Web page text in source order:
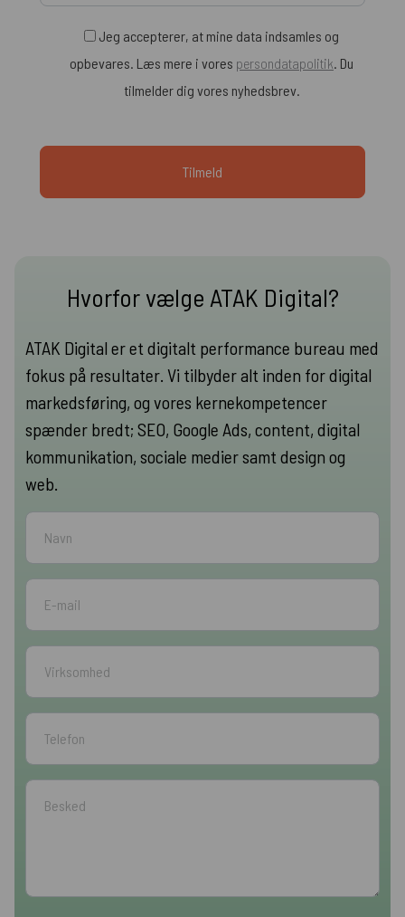
Jeg accepterer, at mine data indsamles og
opbevares. Læs mere i vores persondatapolitik. Du
tilmelder dig vores nyhedsbrev.
Hvorfor vælge ATAK Digital?
ATAK Digital er et digitalt performance bureau med
fokus på resultater. Vi tilbyder alt inden for digital
markedsføring, og vores kernekompetencer
spænder bredt; SEO, Google Ads, content, digital
kommunikation, sociale medier samt design og
web.